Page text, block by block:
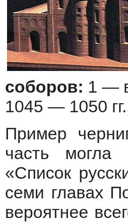
соборов: 1 —
1045 — 1050
Пример
часть
«Список
семи главах
вероятнее